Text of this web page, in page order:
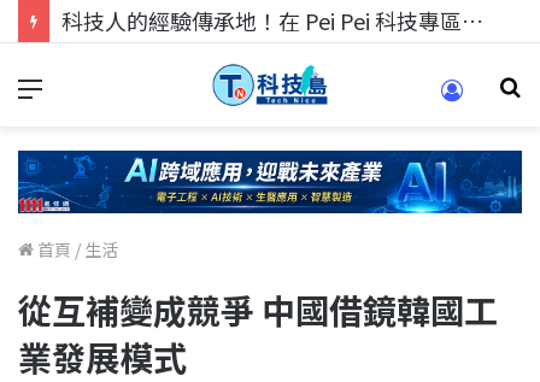
科技人找工作，就到TECH+ 科技專區!
首頁 / 生活
從互補變成競爭 中國借鏡韓國工
業發展模式